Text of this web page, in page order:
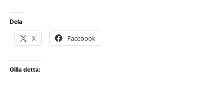
Dela
X Facebook
Gilla detta: